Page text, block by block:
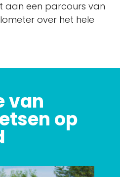
aan een parcours van
over het hele
van
op